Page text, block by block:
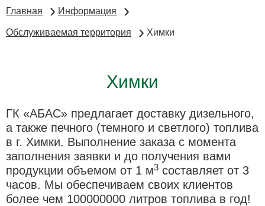
Главная Информация
Обслуживаемая территория Химки
Химки
ГК «АБАС» предлагает доставку дизельного,
а также печного (темного и светлого) топлива
в г. Химки. Выполнение заказа с момента
заполнения заявки и до получения вами
продукции объемом от 1 м3 составляет от 3
часов. Мы обеспечиваем своих клиентов
более чем 100000000 литров топлива в год!